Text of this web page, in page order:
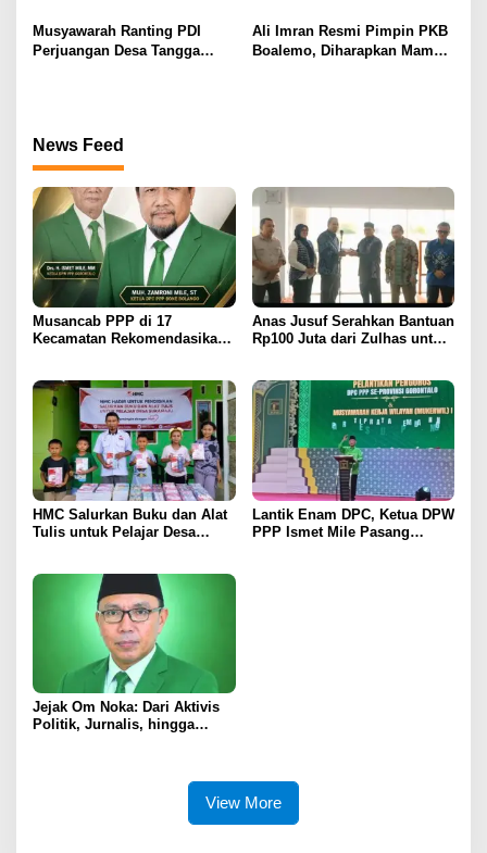
Perhatian Publik
Musyawarah Ranting PDI
Perjuangan Desa Tangga
Ali Imran Resmi Pimpin PKB
Boalemo, Diharapkan Mampu
News Feed
Musancab PPP di 17
Kecamatan Rekomendasikan
Anas Jusuf Serahkan Bantuan
Rp100 Juta dari Zulhas untuk
HMC Salurkan Buku dan Alat
Tulis untuk Pelajar Desa
Depan
Lantik Enam DPC, Ketua DPW
PPP Ismet Mile Pasang
Jejak Om Noka: Dari Aktivis
Politik, Jurnalis, hingga
View More